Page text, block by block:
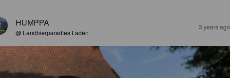
HUMPPA
@ Landbierparadies Laden
3 years ago